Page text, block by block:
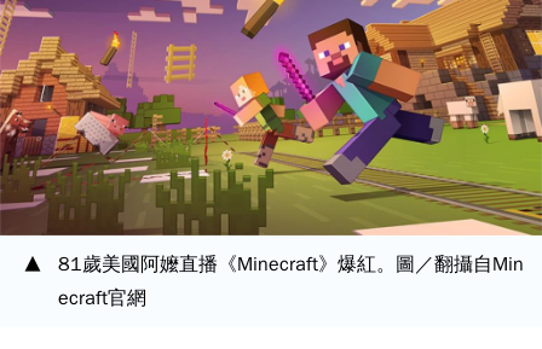
81歲美國阿嬤直播《Minecraft》爆紅。圖／翻攝自Min
ecraft官網